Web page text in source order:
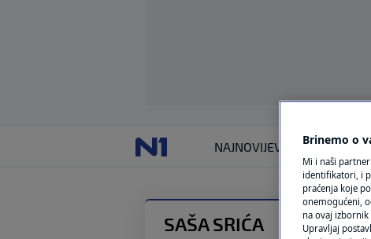
NAJNOVIJEVIJESTISVIJET
SAŠA SRIĆA
Brinemo o
Mi i naši partneri
identifikatori, i
praćenja koje
onemogućeni,
na ovaj
Upravljaj